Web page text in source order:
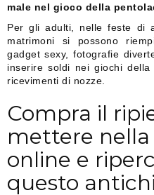
male nel gioco della
Per gli adulti, nelle feste di
matrimoni si possono
gadget sexy, fotografie
inserire soldi nei giochi
ricevimenti di nozze.
Compra il
mettere
online e
questo